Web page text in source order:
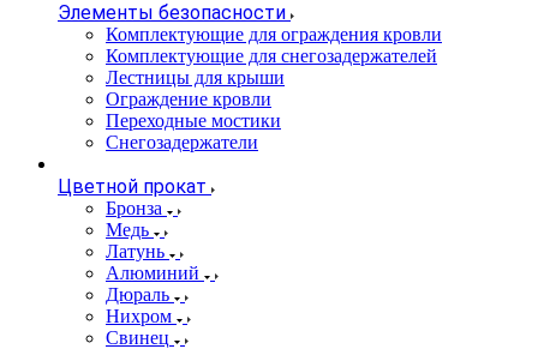
Элементы безопасности
Комплектующие для ограждения кровли
Комплектующие для снегозадержателей
Лестницы для крыши
Ограждение кровли
Переходные мостики
Снегозадержатели
Цветной прокат
Бронза
Медь
Латунь
Алюминий
Дюраль
Нихром
Свинец